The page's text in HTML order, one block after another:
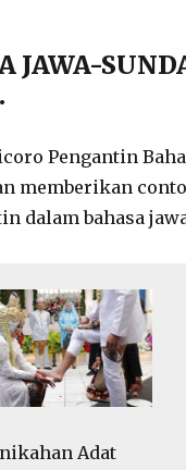
JAWA-
Pengantin
memberikan
dalam bahasa
Adat